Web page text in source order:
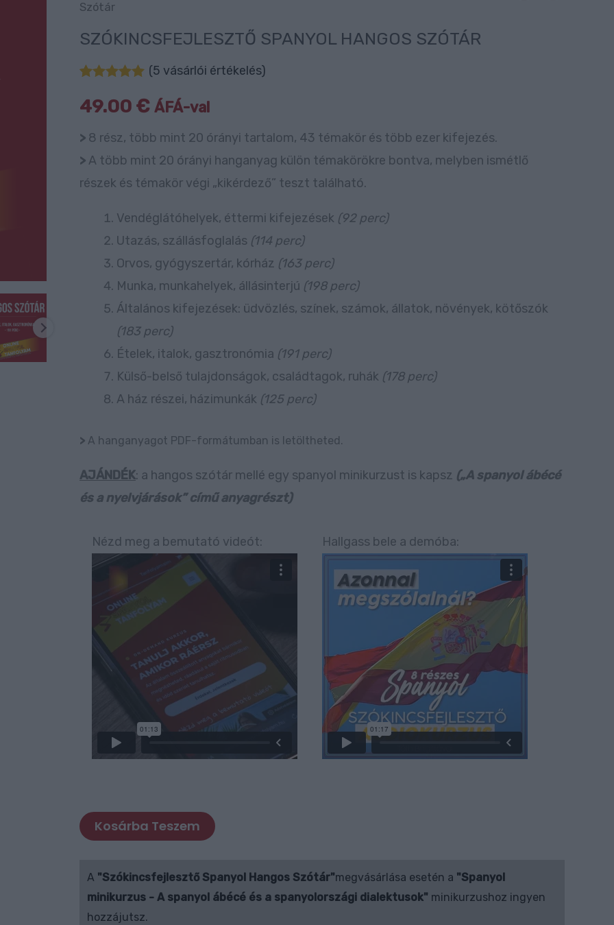
Szótár
SZÓKINCSFEJLESZTŐ SPANYOL HANGOS SZÓTÁR
5.00az 5-
ből,
alapján
(5 vásárlói értékelés)
49.00 € ÁFÁ-val
> 8 rész, több mint 20 órányi tartalom, 43 témakör és több ezer kifejezés.
> A több mint 20 órányi hanganyag külön témakörökre bontva, melyben ismétlő
részek és témakör végi „kikérdező” teszt található.
Vendéglátóhelyek, éttermi kifejezések (92 perc)
Utazás, szállásfoglalás (114 perc)
Orvos, gyógyszertár, kórház (163 perc)
Munka, munkahelyek, állásinterjú (198 perc)
Általános kifejezések: üdvözlés, színek, számok, állatok, növények, kötőszók
(183 perc)
Ételek, italok, gasztronómia (191 perc)
Külső-belső tulajdonságok, családtagok, ruhák (178 perc)
A ház részei, házimunkák (125 perc)
> A hanganyagot PDF-formátumban is letöltheted.
AJÁNDÉK: a hangos szótár mellé egy spanyol minikurzust is kapsz („A spanyol ábécé
és a nyelvjárások” című anyagrészt)
Nézd meg a bemutató videót: Hallgass bele a demóba:
Spanyol
Hangos
mennyiség
Kosárba Teszem
A "Szókincsfejlesztő Spanyol Hangos Szótár"megvásárlása esetén a "Spanyol
minikurzus - A spanyol ábécé és a spanyolországi dialektusok" minikurzushoz ingyen
hozzájutsz.